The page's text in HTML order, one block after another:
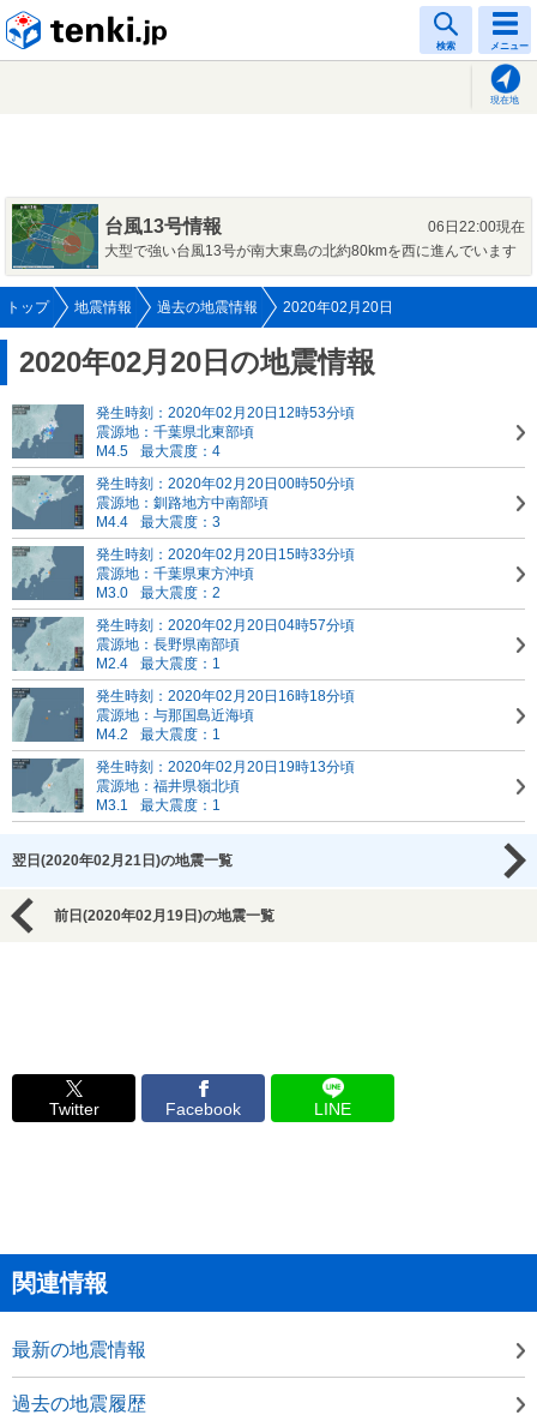
検索 メニュー
現在地
台風13号情報
06日22:00現在
大型で強い台風13号が南大東島の北約80kmを西に進んでいます
トップ 地震情報 過去の地震情報 2020年02月20日
2020年02月20日の地震情報
発生時刻：2020年02月20日12時53分頃
震源地：千葉県北東部頃
M4.5
最大震度：4
発生時刻：2020年02月20日00時50分頃
震源地：釧路地方中南部頃
M4.4
最大震度：3
発生時刻：2020年02月20日15時33分頃
震源地：千葉県東方沖頃
M3.0
最大震度：2
発生時刻：2020年02月20日04時57分頃
震源地：長野県南部頃
M2.4
最大震度：1
発生時刻：2020年02月20日16時18分頃
震源地：与那国島近海頃
M4.2
最大震度：1
発生時刻：2020年02月20日19時13分頃
震源地：福井県嶺北頃
M3.1
最大震度：1
翌日(2020年02月21日)の地震一覧
前日(2020年02月19日)の地震一覧
Twitter Facebook LINE
関連情報
最新の地震情報
過去の地震履歴